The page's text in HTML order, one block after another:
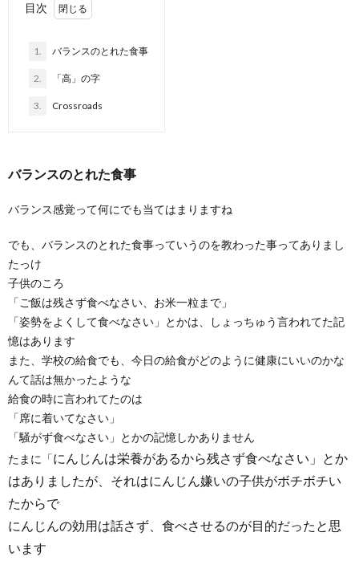
目次
1. バランスのとれた食事
2. 「高」の字
3. Crossroads
バランスのとれた食事
バランス感覚って何にでも当てはまりますね
でも、バランスのとれた食事っていうのを教わった事ってありまし
たっけ
子供のころ
「ご飯は残さず食べなさい、お米一粒まで」
「姿勢をよくして食べなさい」とかは、しょっちゅう言われてた記
憶はあります
また、学校の給食でも、今日の給食がどのように健康にいいのかな
んて話は無かったような
給食の時に言われてたのは
「席に着いてなさい」
「騒がず食べなさい」とかの記憶しかありません
たまに「にんじんは栄養があるから残さず食べなさい」とか
はありましたが、それはにんじん嫌いの子供がボチボチい
たからで
にんじんの効用は話さず、食べさせるのが目的だったと思
います